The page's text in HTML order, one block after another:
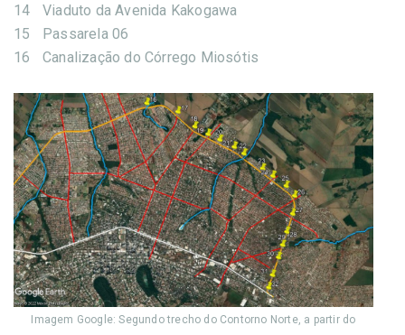
14
Viaduto da Avenida Kakogawa
15
Passarela 06
16
Canalização do Córrego Miosótis
Imagem Google: Segundo trecho do Contorno Norte, a partir do